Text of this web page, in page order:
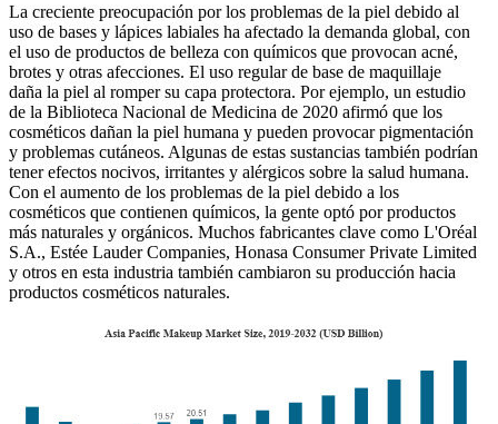
La creciente preocupación por los problemas de la piel debido al
uso de bases y lápices labiales ha afectado la demanda global, con
el uso de productos de belleza con químicos que provocan acné,
brotes y otras afecciones. El uso regular de base de maquillaje
daña la piel al romper su capa protectora. Por ejemplo, un estudio
de la Biblioteca Nacional de Medicina de 2020 afirmó que los
cosméticos dañan la piel humana y pueden provocar pigmentación
y problemas cutáneos. Algunas de estas sustancias también podrían
tener efectos nocivos, irritantes y alérgicos sobre la salud humana.
Con el aumento de los problemas de la piel debido a los
cosméticos que contienen químicos, la gente optó por productos
más naturales y orgánicos. Muchos fabricantes clave como L'Oréal
S.A., Estée Lauder Companies, Honasa Consumer Private Limited
y otros en esta industria también cambiaron su producción hacia
productos cosméticos naturales.